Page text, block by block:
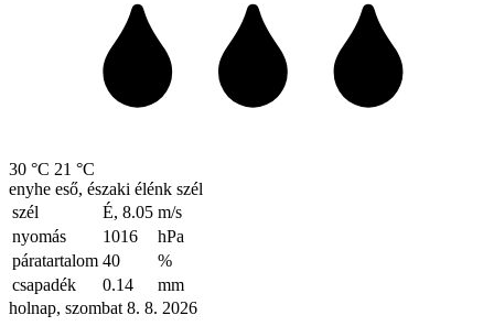
30 °C 21 °C
enyhe eső, északi élénk szél
szél
É, 8.05 m/s
nyomás
1016
hPa
páratartalom 40
%
csapadék
0.14
mm
holnap, szombat 8. 8. 2026